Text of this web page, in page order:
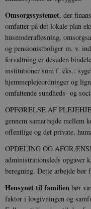
Omsorgssystemet, der
omfatter på det lokale plan
husmoderafløsning,
og pensionistboliger m. v.
forvaltning er desuden
institutioner som f. eks.:
hjemmeplejeordninger og
omfattende sundheds- og
OPFØRELSE AF
gennem samarbejde mellem
offentlige og det private,
OPDELING OG
administrationsleds opgaver
beregning. Dette arbejde bør
Hensynet til familien bør
faktor i lovgivningen og